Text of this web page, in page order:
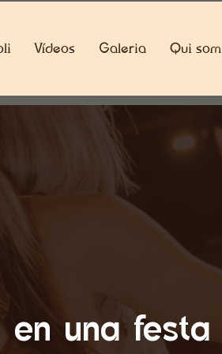
Vídeos Galeria Qui som
una festa